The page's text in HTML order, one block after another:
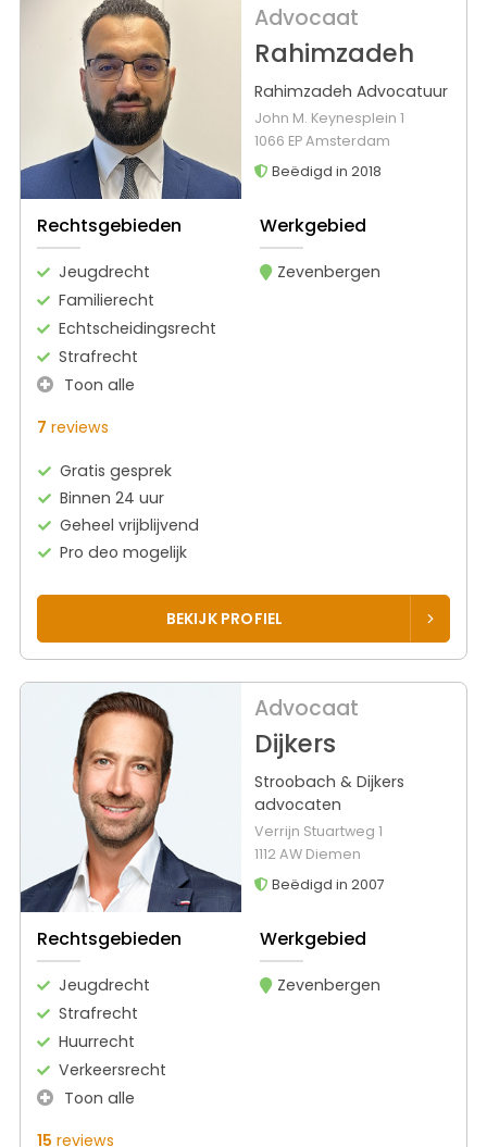
Advocaat
Rahimzadeh
Rahimzadeh Advocatuur
John M. Keynesplein 1
1066 EP Amsterdam
Beëdigd in 2018
Rechtsgebieden
Jeugdrecht
Familierecht
Echtscheidingsrecht
Strafrecht
Toon alle
Werkgebied
Zevenbergen
7 reviews
Gratis gesprek
Binnen 24 uur
Geheel vrijblijvend
Pro deo mogelijk
BEKIJK PROFIEL
Advocaat
Dijkers
Stroobach & Dijkers
advocaten
Verrijn Stuartweg 1
1112 AW Diemen
Beëdigd in 2007
Rechtsgebieden
Jeugdrecht
Strafrecht
Huurrecht
Verkeersrecht
Toon alle
Werkgebied
Zevenbergen
15 reviews